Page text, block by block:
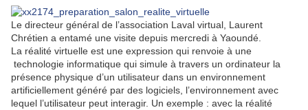
Le directeur général de l’association Laval virtual, Laurent
Chrétien a entamé une visite depuis mercredi à Yaoundé.
La réalité virtuelle est une expression qui renvoie à une
technologie informatique qui simule à travers un ordinateur la
présence physique d’un utilisateur dans un environnement
artificiellement généré par des logiciels, l’environnement avec
lequel l’utilisateur peut interagir. Un exemple : avec la réalité